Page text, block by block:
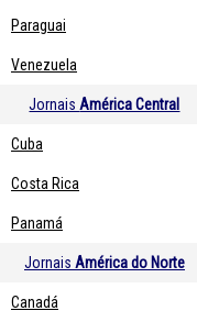
Paraguai
Venezuela
Jornais América Central
Cuba
Costa Rica
Panamá
Jornais América do Norte
Canadá